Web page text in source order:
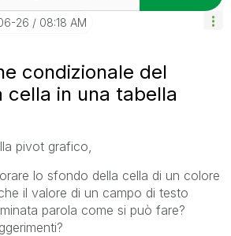
26 08:18 AM
condizionale del
cella in una tabella
pivot grafico,
lo sfondo della cella di un colore
il valore di un campo di testo
parola come si può fare?